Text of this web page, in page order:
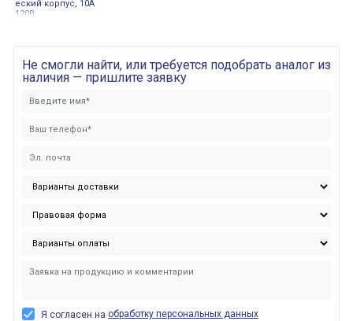
еский корпус, 10A
120В
Не смогли найти, или требуется подобрать аналог из
наличия — пришлите заявку
Я согласен на обработку персональных данных